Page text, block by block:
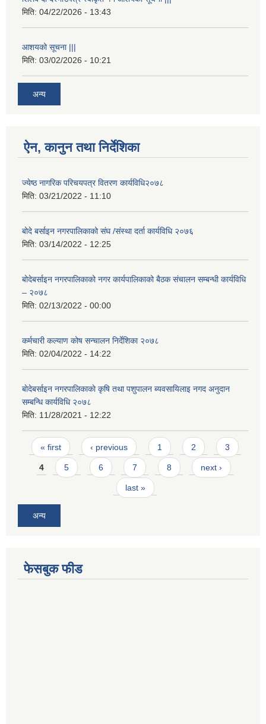
मिति: 04/22/2026 - 13:43
आशयको सूचना |||
मिति: 03/02/2026 - 10:21
अन्य
ऐन, कानुन तथा निर्देशिका
ज्येष्ठ नागरिक परिचयपत्र वितरण कार्यविधि२०७८
मिति: 03/21/2022 - 11:10
बोदे बर्साइन नगरपालिकाको संघ /संस्था दर्ता कार्यविधि २०७६
मिति: 03/14/2022 - 12:25
बोदेबर्साइन नगरपालिकाको नगर कार्यपालिकाको बैठक संचालन सम्बन्धी कार्यविधि
– २०७८
मिति: 02/13/2022 - 00:00
कर्मचारी कल्याण कोष सन्चालन निर्देशिका २०७८
मिति: 02/04/2022 - 14:22
बाेदेबर्साइन नगरपालिकाकाे कृषि तथा पशुपालन ब्यवसायिलाइ नगद अनुदान
सम्बन्धि कार्यविधि २०७८
मिति: 11/28/2021 - 12:22
Pages
« first ‹ previous 1 2 3
4 5 6 7 8 next ›
last »
अन्य
फेसबुक फीड